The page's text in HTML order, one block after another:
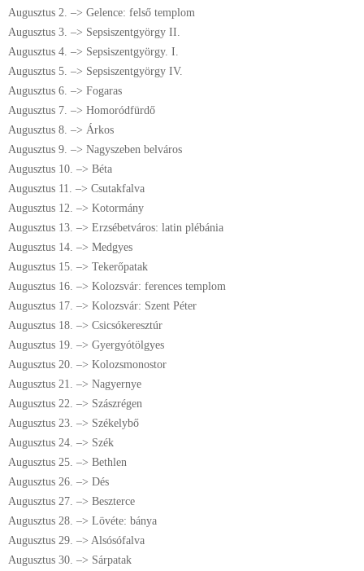
Augusztus 2. –> Gelence: felső templom
Augusztus 3. –> Sepsiszentgyörgy II.
Augusztus 4. –> Sepsiszentgyörgy. I.
Augusztus 5. –> Sepsiszentgyörgy IV.
Augusztus 6. –> Fogaras
Augusztus 7. –> Homoródfürdő
Augusztus 8. –> Árkos
Augusztus 9. –> Nagyszeben belváros
Augusztus 10. –> Béta
Augusztus 11. –> Csutakfalva
Augusztus 12. –> Kotormány
Augusztus 13. –> Erzsébetváros: latin plébánia
Augusztus 14. –> Medgyes
Augusztus 15. –> Tekerőpatak
Augusztus 16. –> Kolozsvár: ferences templom
Augusztus 17. –> Kolozsvár: Szent Péter
Augusztus 18. –> Csicsókeresztúr
Augusztus 19. –> Gyergyótölgyes
Augusztus 20. –> Kolozsmonostor
Augusztus 21. –> Nagyernye
Augusztus 22. –> Szászrégen
Augusztus 23. –> Székelybő
Augusztus 24. –> Szék
Augusztus 25. –> Bethlen
Augusztus 26. –> Dés
Augusztus 27. –> Beszterce
Augusztus 28. –> Lövéte: bánya
Augusztus 29. –> Alsósófalva
Augusztus 30. –> Sárpatak